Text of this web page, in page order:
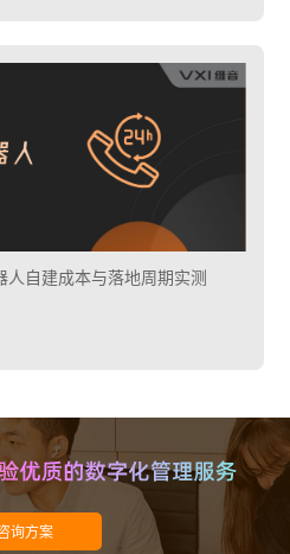
自建成本与落地周期实测